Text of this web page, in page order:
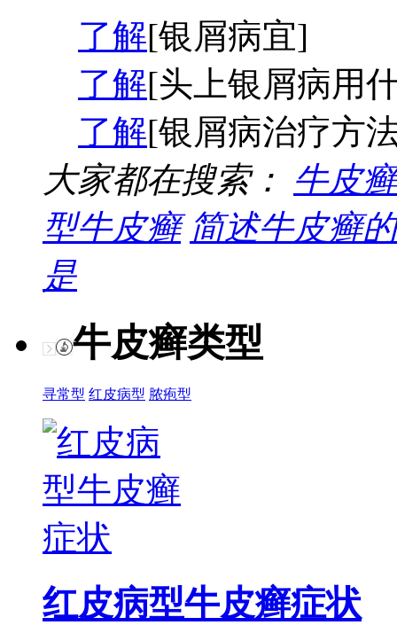
了解[银屑病宜]
了解[头上银屑病用
了解[银屑病治疗方
大家都在搜索： 牛皮
型牛皮癣 简述牛皮癣
是
牛皮癣类型
寻常型 红皮病型 脓疱型
红皮病型牛皮癣症状